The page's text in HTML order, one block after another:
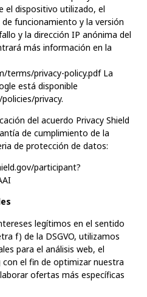
el dispositivo utilizado, el
funcionamiento y la versión
y la dirección IP anónima del
más información en la
terms/privacy-policy.pdfLa
está disponible
privacy.
del acuerdo Privacy Shield
de cumplimiento de la
de protección de datos:
participant?
legítimos en el sentido
f) de la DSGVO, utilizamos
para el análisis web, el
el fin de optimizar nuestra
ofertas más específicas